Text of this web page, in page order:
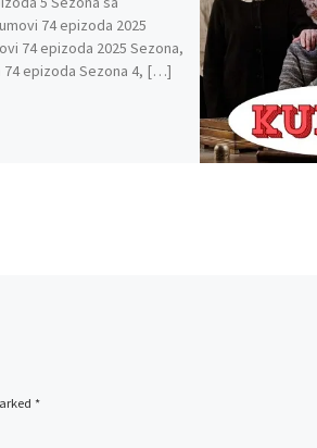
74 epizoda 2025
74 epizoda 2025 Sezona,
74 epizoda Sezona 4, […]
*